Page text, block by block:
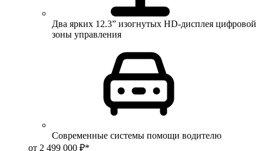
Два ярких 12.3” изогнутых HD-дисплея цифровой
зоны управления
Современные системы помощи водителю
от 2 499 000 ₽*